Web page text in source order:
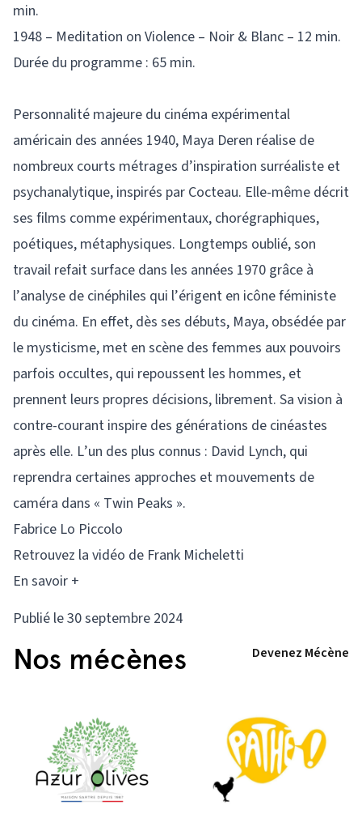
min.
1948 – Meditation on Violence – Noir & Blanc – 12 min.
Durée du programme : 65 min.
Personnalité majeure du cinéma expérimental
américain des années 1940, Maya Deren réalise de
nombreux courts métrages d’inspiration surréaliste et
psychanalytique, inspirés par Cocteau. Elle-même décrit
ses films comme expérimentaux, chorégraphiques,
poétiques, métaphysiques. Longtemps oublié, son
travail refait surface dans les années 1970 grâce à
l’analyse de cinéphiles qui l’érigent en icône féministe
du cinéma. En effet, dès ses débuts, Maya, obsédée par
le mysticisme, met en scène des femmes aux pouvoirs
parfois occultes, qui repoussent les hommes, et
prennent leurs propres décisions, librement. Sa vision à
contre-courant inspire des générations de cinéastes
après elle. L’un des plus connus : David Lynch, qui
reprendra certaines approches et mouvements de
caméra dans « Twin Peaks ».
Fabrice Lo Piccolo
Retrouvez la vidéo de Frank Micheletti
En savoir +
Publié le 30 septembre 2024
Nos mécènes Devenez Mécène